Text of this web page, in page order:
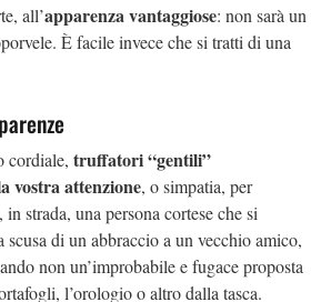
all’apparenza vantaggiose: non sarà un
È facile invece che si tratti di una
cordiale, truffatori “gentili”
vostra attenzione, o simpatia, per
strada, una persona cortese che si
scusa di un abbraccio a un vecchio amico,
non un’improbabile e fugace proposta
l’orologio o altro dalla tasca.